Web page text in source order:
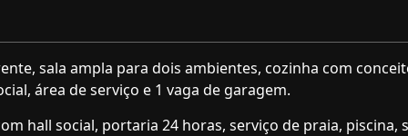
sala ampla para dois ambientes, cozinha com
área de serviço e 1 vaga de garagem.
hall social, portaria 24 horas, serviço de praia, piscina,